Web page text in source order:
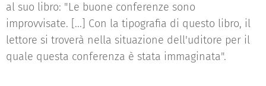
al suo libro: "Le buone conferenze sono
improvvisate. [...] Con la tipografia di questo libro, il
lettore si troverà nella situazione dell'uditore per il
quale questa conferenza è stata immaginata".